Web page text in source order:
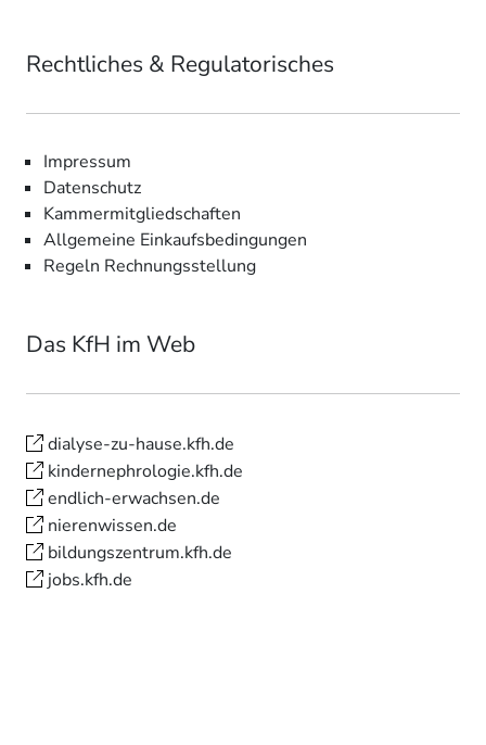
Rechtliches & Regulatorisches
Impressum
Datenschutz
Kammermitgliedschaften
Allgemeine Einkaufsbedingungen
Regeln Rechnungsstellung
Das KfH im Web
dialyse-zu-hause.kfh.de
kindernephrologie.kfh.de
endlich-erwachsen.de
nierenwissen.de
bildungszentrum.kfh.de
jobs.kfh.de